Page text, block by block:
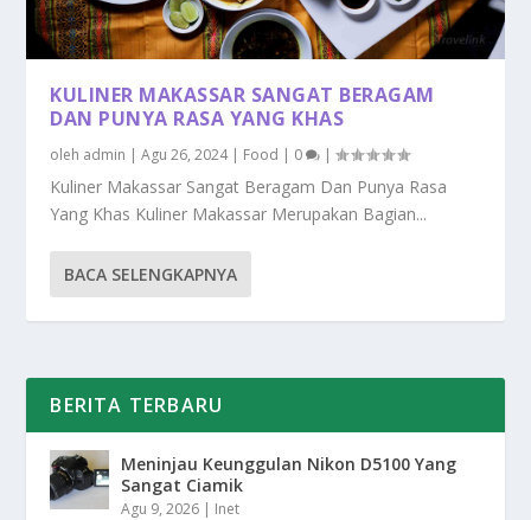
KULINER MAKASSAR SANGAT BERAGAM
DAN PUNYA RASA YANG KHAS
oleh admin |Agu 26, 2024| Food | 0 |
Kuliner Makassar Sangat Beragam Dan Punya Rasa
Yang Khas Kuliner Makassar Merupakan Bagian...
BACA SELENGKAPNYA
BERITA TERBARU
Meninjau Keunggulan Nikon D5100 Yang
Sangat Ciamik
Agu 9, 2026 | Inet